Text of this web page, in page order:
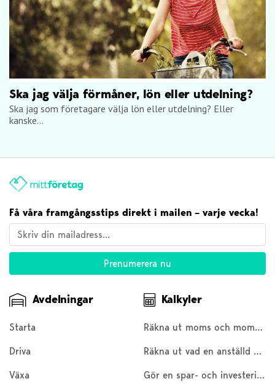
Ska jag välja förmåner, lön eller utdelning?
Ska jag som företagare välja lön eller utdelning? Eller
kanske...
Få våra framgångsstips direkt i mailen – varje vecka!
Avdelningar
Starta
Driva
Växa
Kalkyler
Räkna ut moms och moms baklänges
Räkna ut vad en anställd kostar
Gör en spar- och investeringskalkyl